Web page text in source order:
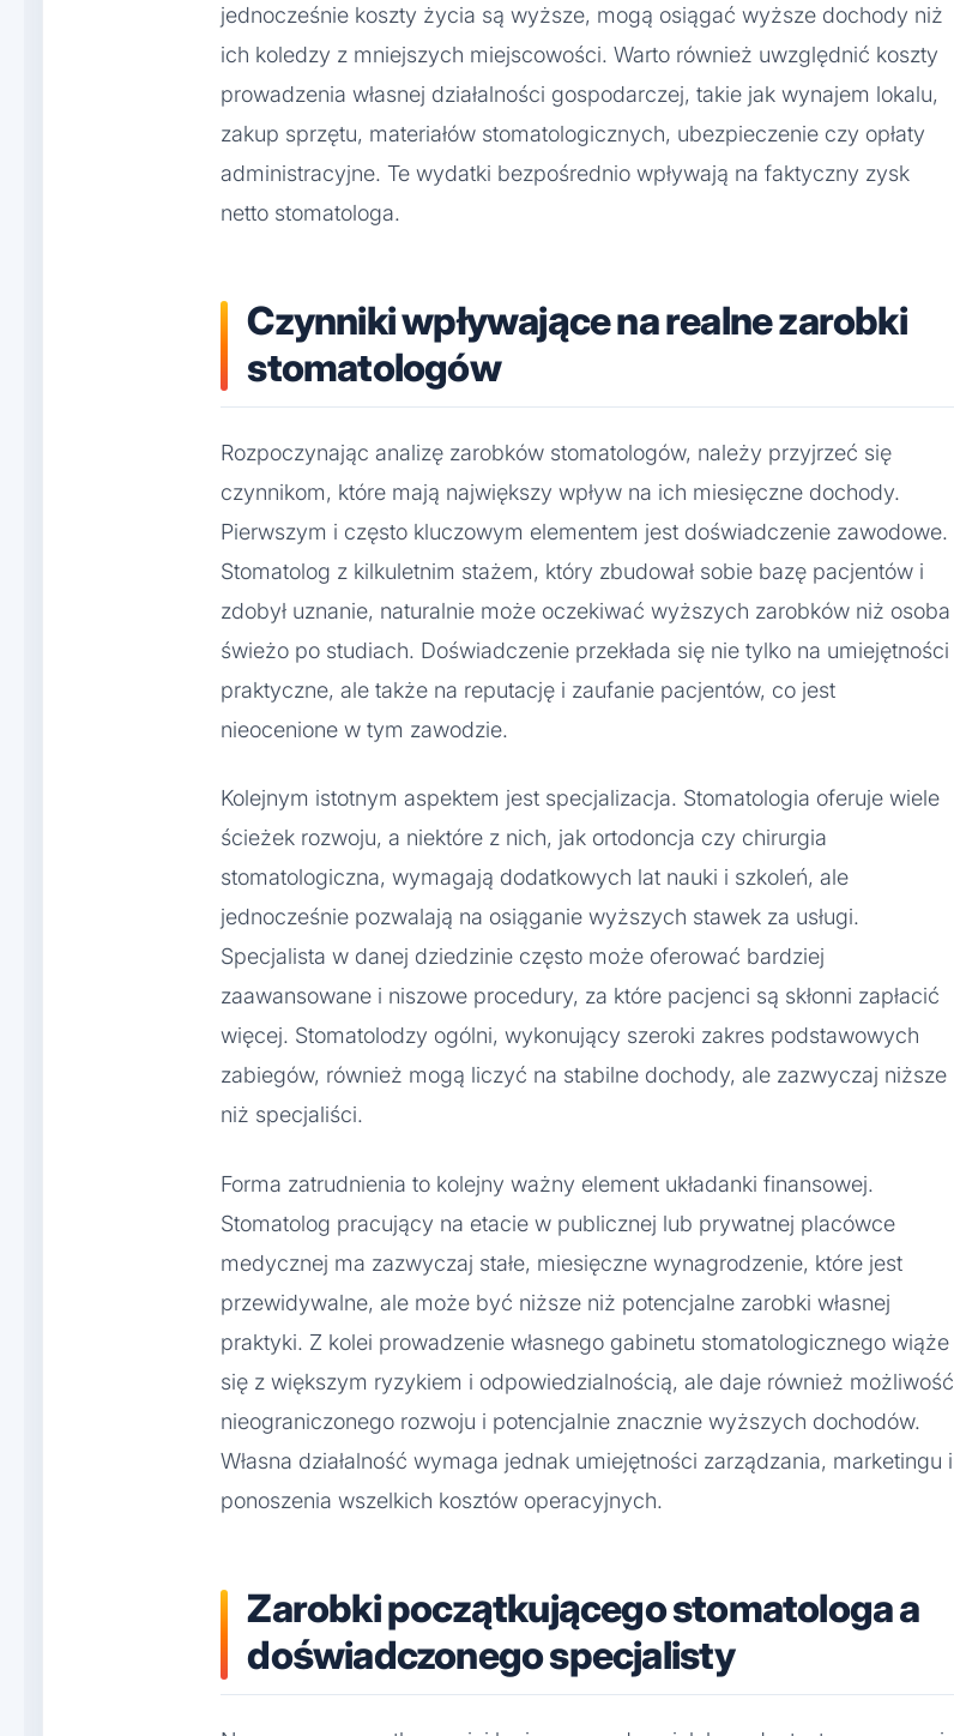
jednocześnie koszty życia są wyższe, mogą osiągać wyższe dochody niż
ich koledzy z mniejszych miejscowości. Warto również uwzględnić koszty
prowadzenia własnej działalności gospodarczej, takie jak wynajem lokalu,
zakup sprzętu, materiałów stomatologicznych, ubezpieczenie czy opłaty
administracyjne. Te wydatki bezpośrednio wpływają na faktyczny zysk
netto stomatologa.
Czynniki wpływające na realne zarobki
stomatologów
Rozpoczynając analizę zarobków stomatologów, należy przyjrzeć się
czynnikom, które mają największy wpływ na ich miesięczne dochody.
Pierwszym i często kluczowym elementem jest doświadczenie zawodowe.
Stomatolog z kilkuletnim stażem, który zbudował sobie bazę pacjentów i
zdobył uznanie, naturalnie może oczekiwać wyższych zarobków niż osoba
świeżo po studiach. Doświadczenie przekłada się nie tylko na umiejętności
praktyczne, ale także na reputację i zaufanie pacjentów, co jest
nieocenione w tym zawodzie.
Kolejnym istotnym aspektem jest specjalizacja. Stomatologia oferuje wiele
ścieżek rozwoju, a niektóre z nich, jak ortodoncja czy chirurgia
stomatologiczna, wymagają dodatkowych lat nauki i szkoleń, ale
jednocześnie pozwalają na osiąganie wyższych stawek za usługi.
Specjalista w danej dziedzinie często może oferować bardziej
zaawansowane i niszowe procedury, za które pacjenci są skłonni zapłacić
więcej. Stomatolodzy ogólni, wykonujący szeroki zakres podstawowych
zabiegów, również mogą liczyć na stabilne dochody, ale zazwyczaj niższe
niż specjaliści.
Forma zatrudnienia to kolejny ważny element układanki finansowej.
Stomatolog pracujący na etacie w publicznej lub prywatnej placówce
medycznej ma zazwyczaj stałe, miesięczne wynagrodzenie, które jest
przewidywalne, ale może być niższe niż potencjalne zarobki własnej
praktyki. Z kolei prowadzenie własnego gabinetu stomatologicznego wiąże
się z większym ryzykiem i odpowiedzialnością, ale daje również możliwość
nieograniczonego rozwoju i potencjalnie znacznie wyższych dochodów.
Własna działalność wymaga jednak umiejętności zarządzania, marketingu i
ponoszenia wszelkich kosztów operacyjnych.
Zarobki początkującego stomatologa a
doświadczonego specjalisty